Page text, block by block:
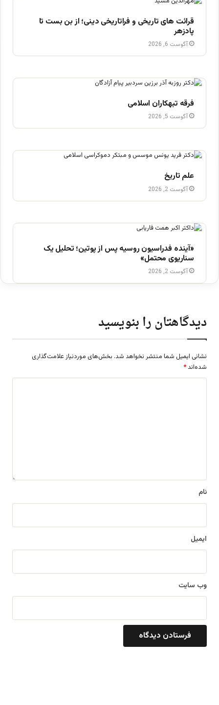
قرائت های تاریخی و فراتاریخی دینی؛ از بن بست تا
پادزهر
آگوست 6, 2026
فرقه تبهکاران اسلامی
آگوست 5, 2026
علم تاریخ
آگوست 2, 2026
«آینده فدراسیون روسیه پس از پوتین؛ تحلیل یک
سناریوی محتمل»
آگوست 2, 2026
دیدگاهتان را بنویسید
نشانی ایمیل شما منتشر نخواهد شد. بخش‌های موردنیاز علامت‌گذاری
شده‌اند *
نام
ایمیل
وب‌ سایت